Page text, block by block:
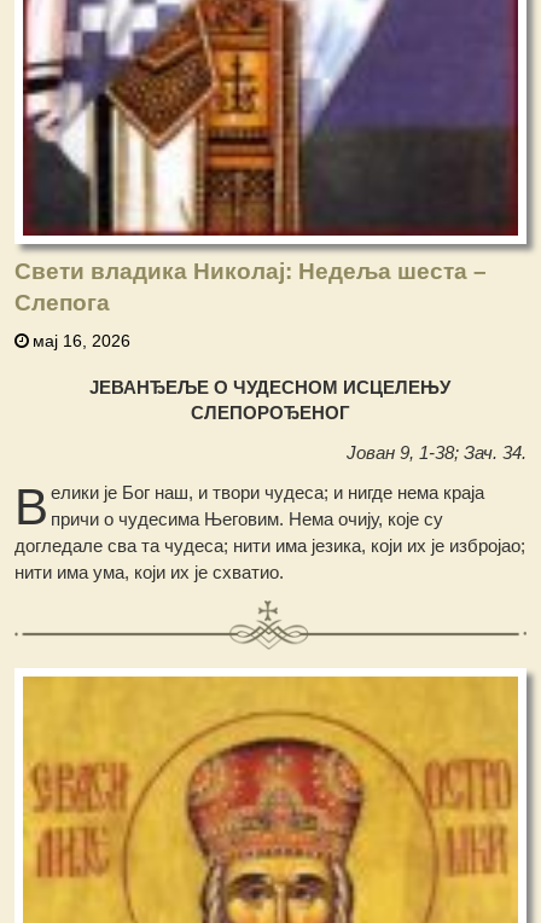
Свети владика Николај: Недеља шеста –
Слепога
мај 16, 2026
ЈЕВАНЂЕЉЕ О ЧУДЕСНОМ ИСЦЕЛЕЊУ
СЛЕПОРОЂЕНОГ
Јован 9, 1-38; Зач. 34.
В елики је Бог наш, и твори чудеса; и нигде нема краја
причи о чудесима Његовим. Нема очију, које су
догледале сва та чудеса; нити има језика, који их је избројао;
нити има ума, који их је схватио.